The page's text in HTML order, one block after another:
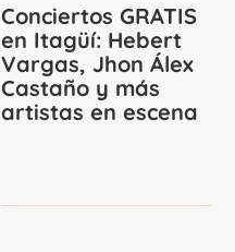
Conciertos GRATIS
en Itagüí: Hebert
Vargas, Jhon Álex
Castaño y más
artistas en escena